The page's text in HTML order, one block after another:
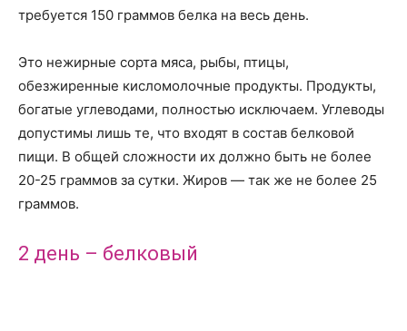
требуется 150 граммов белка на весь день.
Это нежирные сорта мяса, рыбы, птицы,
обезжиренные кисломолочные продукты. Продукты,
богатые углеводами, полностью исключаем. Углеводы
допустимы лишь те, что входят в состав белковой
пищи. В общей сложности их должно быть не более
20-25 граммов за сутки. Жиров — так же не более 25
граммов.
2 день – белковый